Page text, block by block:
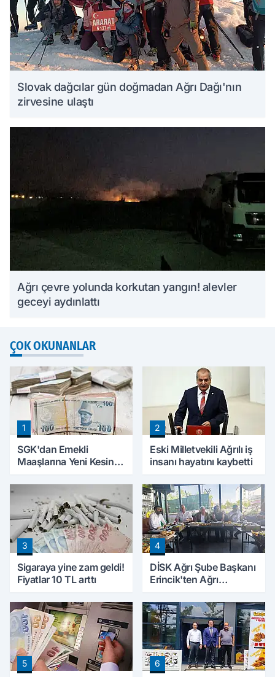
Slovak dağcılar gün doğmadan Ağrı Dağı'nın
zirvesine ulaştı
Ağrı çevre yolunda korkutan yangın! alevler
geceyi aydınlattı
ÇOK OKUNANLAR
1
SGK'dan Emekli
Maaşlarına Yeni Kesinti
Borçları Aylıklardan
Tahsil Edilecek
2
Eski Milletvekili Ağrılı iş
insanı hayatını kaybetti
3
Sigaraya yine zam geldi!
Fiyatlar 10 TL arttı
4
DİSK Ağrı Şube Başkanı
Erincik'ten Ağrı
5 6